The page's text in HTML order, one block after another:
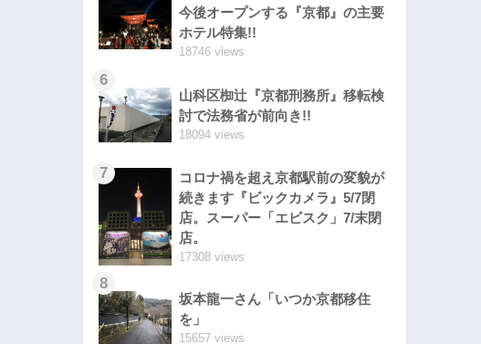
今後オープンする『京都』の主要
ホテル特集!!
18746 views
6
山科区椥辻『京都刑務所』移転検
討で法務省が前向き!!
18094 views
7
コロナ禍を超え京都駅前の変貌が
続きます『ビックカメラ』5/7閉
店。スーパー「エビスク」7/末閉
店。
17308 views
8
坂本龍一さん「いつか京都移住
を」
15657 views